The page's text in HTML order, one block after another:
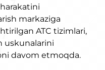
markaziga
ATC tizimlari,
uskunalarini
davom etmoqda.